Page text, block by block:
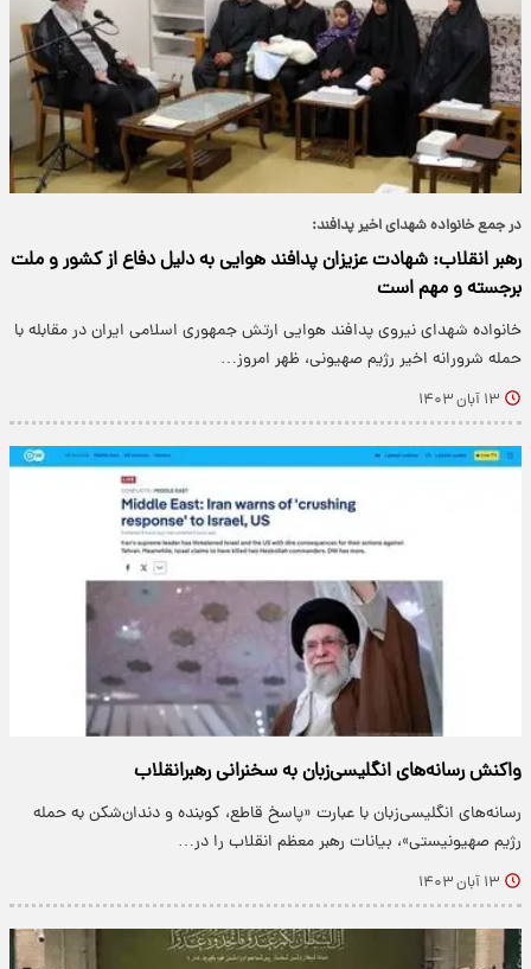
در جمع خانواده شهدای اخیر پدافند:
رهبر انقلاب: شهادت عزیزان پدافند هوایی به دلیل دفاع از کشور و ملت
برجسته و مهم است
خانواده شهدای نیروی پدافند هوایی ارتش جمهوری اسلامی ایران در مقابله با
حمله شرورانه اخیر رژیم صهیونی، ظهر امروز…
۱۳ آبان ۱۴۰۳
واکنش رسانه‌های انگلیسی‌زبان به سخنرانی رهبرانقلاب
رسانه‌های انگلیسی‌زبان با عبارت «پاسخ قاطع، کوبنده و دندان‌شکن به حمله
رژیم صهیونیستی»، بیانات رهبر معظم انقلاب را در…
۱۳ آبان ۱۴۰۳